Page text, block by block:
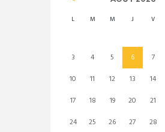
L M M J V
3
4 5 6 7
10
11 12 13 14
17
18 19 20 21
24
25 26 27 28